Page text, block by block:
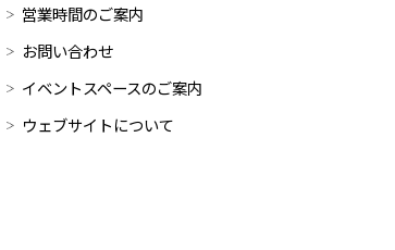
営業時間のご案内
お問い合わせ
イベントスペースのご案内
ウェブサイトについて